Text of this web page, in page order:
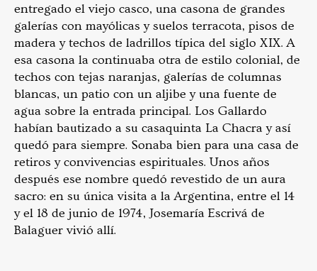
entregado el viejo casco, una casona de grandes
galerías con mayólicas y suelos terracota, pisos de
madera y techos de ladrillos típica del siglo XIX. A
esa casona la continuaba otra de estilo colonial, de
techos con tejas naranjas, galerías de columnas
blancas, un patio con un aljibe y una fuente de
agua sobre la entrada principal. Los Gallardo
habían bautizado a su casaquinta La Chacra y así
quedó para siempre. Sonaba bien para una casa de
retiros y convivencias espirituales. Unos años
después ese nombre quedó revestido de un aura
sacro: en su única visita a la Argentina, entre el 14
y el 18 de junio de 1974, Josemaría Escrivá de
Balaguer vivió allí.